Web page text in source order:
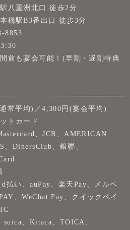
駅八重洲北口 徒歩2分
橋駅B3番出口 徒歩3分
8853
前も宴会可能！(早割・遅割特典
常平均)／4,300円(宴会平均)
トカード
、JCB、AMERICAN
、DinersClub、銀聯、
d払い、auPay、楽天Pay、メルペ
、WeChat Pay、クイックペイ
suica、Kitaca、TOICA、